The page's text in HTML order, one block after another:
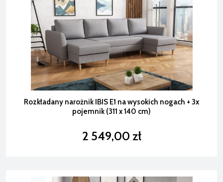
Rozkładany narożnik IBIS E1 na wysokich nogach + 3x
pojemnik (311 x 140 cm)
2 549,00 zł